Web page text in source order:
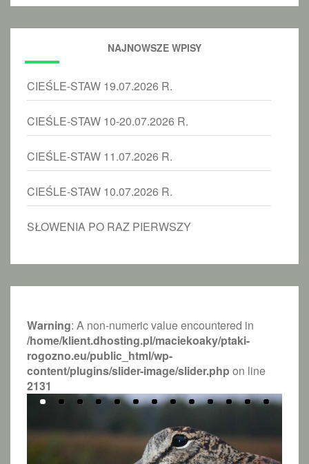
NAJNOWSZE WPISY
CIEŚLE-STAW 19.07.2026 R.
CIEŚLE-STAW 10-20.07.2026 R.
CIEŚLE-STAW 11.07.2026 R.
CIEŚLE-STAW 10.07.2026 R.
SŁOWENIA PO RAZ PIERWSZY
Warning: A non-numeric value encountered in
/home/klient.dhosting.pl/maciekoaky/ptaki-
rogozno.eu/public_html/wp-
content/plugins/slider-image/slider.php on line
2131